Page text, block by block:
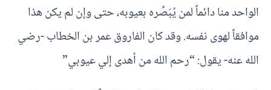
الواحد منا دائماً لمن يُبَصِّره بعيوبه، حتى وإن لم يكن هذا
موافقاً لهوى نفسه. وقد كان الفاروق عمر بن الخطاب -رضي
الله عنه- يقول: “رحم الله من أهدى إلي عيوبي”